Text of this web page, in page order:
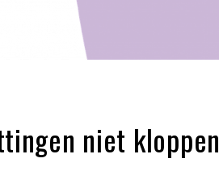
niet kloppen